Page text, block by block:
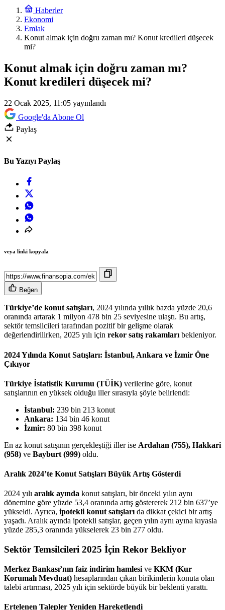
Haberler
Ekonomi
Emlak
Konut almak için doğru zaman mı? Konut kredileri düşecek
mi?
Konut almak için doğru zaman mı?
Konut kredileri düşecek mi?
22 Ocak 2025, 11:05 yayınlandı
Google'da Abone Ol
Paylaş
Bu Yazıyı Paylaş
veya linki kopyala
Beğen
Türkiye’de konut satışları, 2024 yılında yıllık bazda yüzde 20,6
oranında artarak 1 milyon 478 bin 25 seviyesine ulaştı. Bu artış,
sektör temsilcileri tarafından pozitif bir gelişme olarak
değerlendirilirken, 2025 yılı için rekor satış rakamları bekleniyor.
2024 Yılında Konut Satışları: İstanbul, Ankara ve İzmir Öne
Çıkıyor
Türkiye İstatistik Kurumu (TÜİK) verilerine göre, konut
satışlarının en yüksek olduğu iller sırasıyla şöyle belirlendi:
İstanbul: 239 bin 213 konut
Ankara: 134 bin 46 konut
İzmir: 80 bin 398 konut
En az konut satışının gerçekleştiği iller ise Ardahan (755), Hakkari
(958) ve Bayburt (999) oldu.
Aralık 2024’te Konut Satışları Büyük Artış Gösterdi
2024 yılı aralık ayında konut satışları, bir önceki yılın aynı
dönemine göre yüzde 53,4 oranında artış göstererek 212 bin 637’ye
yükseldi. Ayrıca, ipotekli konut satışları da dikkat çekici bir artış
yaşadı. Aralık ayında ipotekli satışlar, geçen yılın aynı ayına kıyasla
yüzde 285,3 oranında yükselerek 23 bin 277 oldu.
Sektör Temsilcileri 2025 İçin Rekor Bekliyor
Merkez Bankası’nın faiz indirim hamlesi ve KKM (Kur
Korumalı Mevduat) hesaplarından çıkan birikimlerin konuta olan
talebi artırması, 2025 yılı için sektörde büyük bir beklenti yarattı.
Ertelenen Talepler Yeniden Hareketlendi